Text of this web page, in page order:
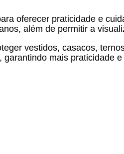
oferecer praticidade e
além de permitir a
vestidos, casacos,
mais praticidade